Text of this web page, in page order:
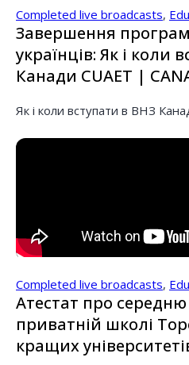
Completed live broadcasts,
Завершення
українців: Як і коли
Канади CUAET |
Як і коли вступати в ВНЗ
Completed live broadcasts,
Атестат про середню
приватній школі
кращих